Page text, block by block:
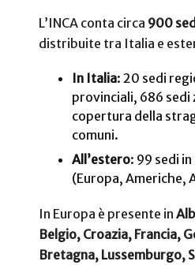
L’INCA conta circa 900
distribuite tra Italia e
In Italia: 20 sedi
provinciali, 686 sedi
copertura della
comuni.
All’estero: 99 sedi
(Europa, Americhe,
In Europa è presente in
Belgio, Croazia, Francia,
Bretagna, Lussemburgo,